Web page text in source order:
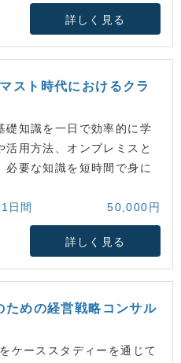
詳しく見る
スト時代におけるクラ
礎知識を一日で効率的に学
用方法、オンプレミスと
要な知識を短時間で身に
日間
50,000円
詳しく見る
ための経営戦略コンサル
ケーススタディーを通じて